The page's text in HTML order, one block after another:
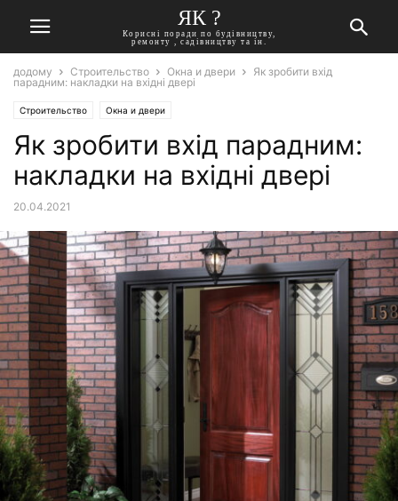
ЯК ?
Корисні поради по будівництву,
ремонту , садівництву та ін.
додому Строительство Окна и двери
Як зробити вхід
парадним: накладки на вхідні двері
Строительство Окна и двери
Як зробити вхід парадним:
накладки на вхідні двері
20.04.2021